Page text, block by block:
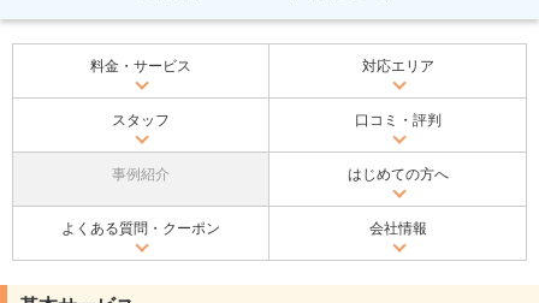
料金・サービス 対応エリア
スタッフ 口コミ・評判
事例紹介 はじめての方へ
よくある質問・クーポン 会社情報